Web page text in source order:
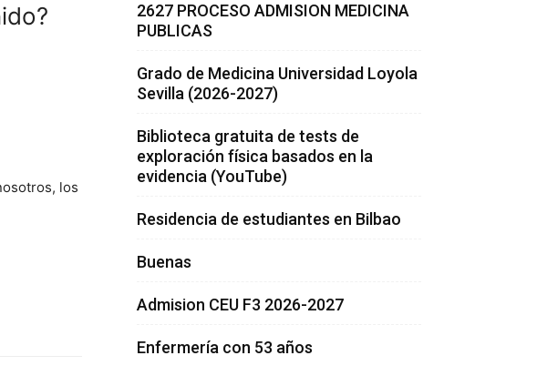
los
2627 PROCESO ADMISION MEDICINA
PUBLICAS
Grado de Medicina Universidad Loyola
Sevilla (2026-2027)
Biblioteca gratuita de tests de
exploración física basados en la
evidencia (YouTube)
Residencia de estudiantes en Bilbao
Buenas
Admision CEU F3 2026-2027
Enfermería con 53 años